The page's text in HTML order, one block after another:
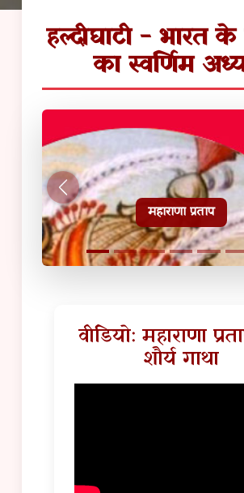
हल्दीघाटी - भारत के
का स्वर्णिम
हल्दीघाटी टूरिस्ट गाइड
वीडियो: महाराणा
शौर्य गाथा